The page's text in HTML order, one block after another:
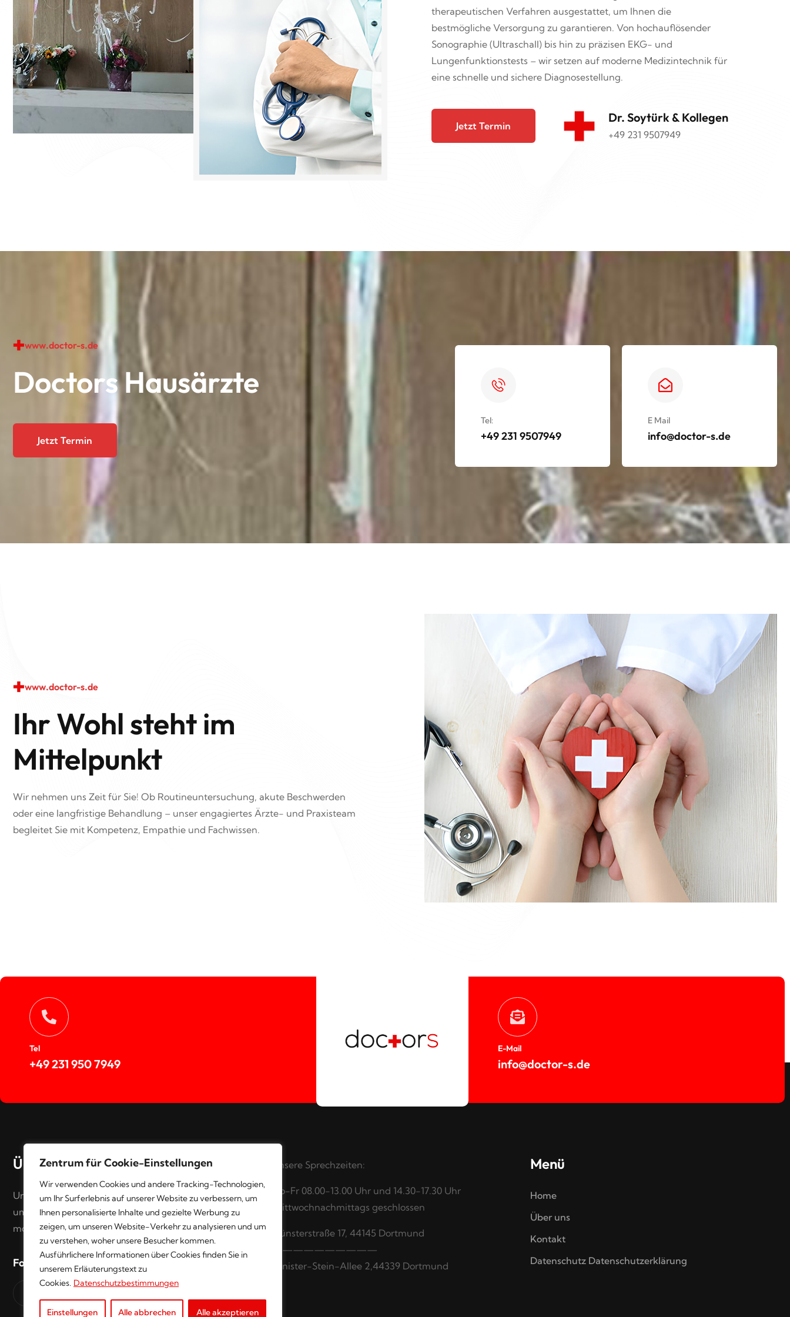
Zentrum für Cookie-Einstellungen
Wir verwenden Cookies und andere Tracking-Technologien,
um Ihr Surferlebnis auf unserer Website zu verbessern, um
Ihnen personalisierte Inhalte und gezielte Werbung zu
zeigen, um unseren Website-Verkehr zu analysieren und um
zu verstehen, woher unsere Besucher kommen.
Ausführlichere Informationen über Cookies finden Sie in
unserem Erläuterungstext zu
Cookies. Datenschutzbestimmungen
Einstellungen Alle abbrechen Alle akzeptieren
therapeutischen Verfahren ausgestattet, um Ihnen die
bestmögliche Versorgung zu garantieren. Von hochauflösender
Sonographie (Ultraschall) bis hin zu präzisen EKG- und
Lungenfunktionstests – wir setzen auf moderne Medizintechnik für
eine schnelle und sichere Diagnosestellung.
Jetzt Termin
Dr. Soytürk & Kollegen
+49 231 9507949
www.doctor-s.de
Doctors Hausärzte
Jetzt Termin
Tel:
+49 231 9507949
E Mail
info@doctor-s.de
www.doctor-s.de
Ihr Wohl steht im
Mittelpunkt
Wir nehmen uns Zeit für Sie! Ob Routineuntersuchung, akute Beschwerden
oder eine langfristige Behandlung – unser engagiertes Ärzte- und Praxisteam
begleitet Sie mit Kompetenz, Empathie und Fachwissen.
Tel
+49 231 950 7949
E-Mail
info@doctor-s.de
Über uns
Unser erfahrenes Ärzteteam bietet Ihnen
umfassende medizinische Versorgung mit
modernster Technik.
Follow Us
Unsere Sprechzeiten:
Mo-Fr 08.00-13.00 Uhr und 14.30-17.30 Uhr
,Mittwochnachmittags geschlossen
Münsterstraße 17, 44145 Dortmund
——————————
Minister-Stein-Allee 2,44339 Dortmund
Menü
Home
Über uns
Kontakt
Datenschutz Datenschutzerklärung